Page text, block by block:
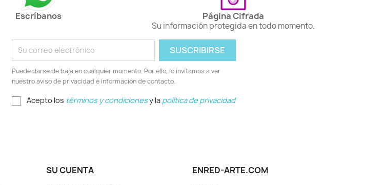
Escríbanos Página Cifrada
Su información protegida en todo momento.
Puede darse de baja en cualquier momento. Por ello, lo invitamos a ver
nuestro aviso de privacidad e información de contacto.
Acepto los términos y condicionesy la política de privacidad
SU CUENTA ENRED-ARTE.COM